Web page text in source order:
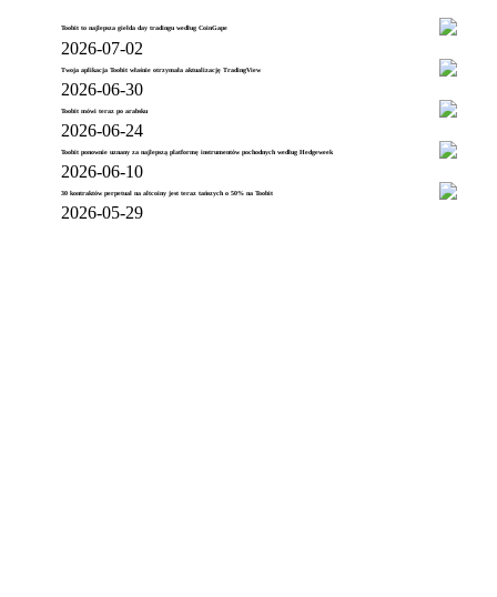
Toobit to najlepsza giełda day tradingu według CoinGape
2026-07-02
Twoja aplikacja Toobit właśnie otrzymała aktualizację TradingView
2026-06-30
Toobit mówi teraz po arabsku
2026-06-24
Toobit ponownie uznany za najlepszą platformę instrumentów pochodnych według Hedgeweek
2026-06-10
30 kontraktów perpetual na altcoiny jest teraz tańszych o 50% na Toobit
2026-05-29